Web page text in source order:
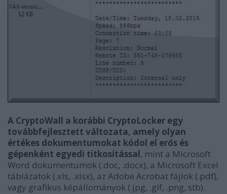
A CryptoWall a korábbi CryptoLocker egy
továbbfejlesztett változata, amely olyan
értékes dokumentumokat kódol el erős és
gépenként egyedi titkosítással, mint a Microsoft
Word dokumentumok (.doc, .docx), a Microsoft Excel
táblázatok (.xls, .xlsx), az Adobe Acrobat fájlok (.pdf),
vagy grafikus képállományok (.jpg, .gif, .png, stb).